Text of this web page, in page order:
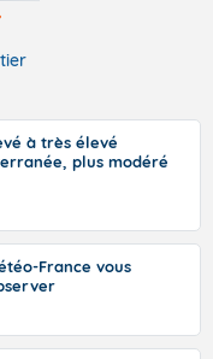
à très élevé
plus modéré
France vous